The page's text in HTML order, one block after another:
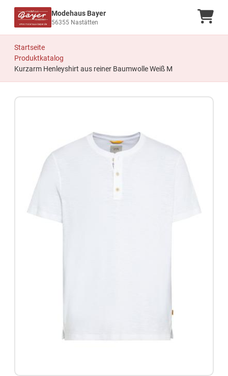
Modehaus Bayer
56355 Nastätten
Startseite
Produktkatalog
Kurzarm Henleyshirt aus reiner Baumwolle Weiß M